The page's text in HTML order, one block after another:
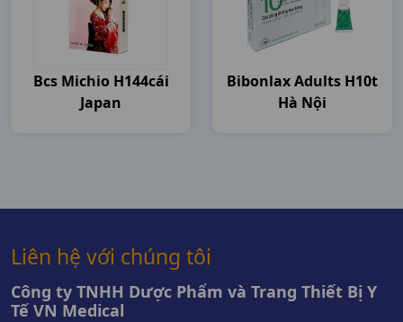
Bcs Michio H144cái
Japan
Bibonlax Adults H10t
Hà Nội
Liên hệ với chúng tôi
Công ty TNHH Dược Phẩm và Trang Thiết Bị Y
Tế VN Medical